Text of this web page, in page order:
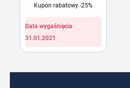
Kupon rabatowy -25%
Data wygaśnięcia
31.01.2021